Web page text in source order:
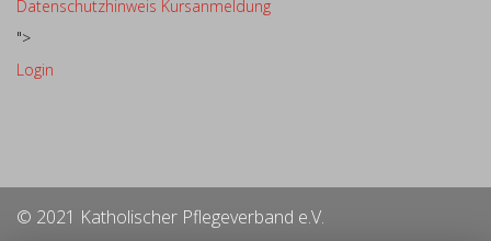
Datenschutzhinweis Kursanmeldung
">
Login
© 2021 Katholischer Pflegeverband e.V.